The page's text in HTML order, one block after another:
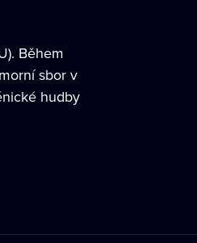
Během
sbor v
hudby